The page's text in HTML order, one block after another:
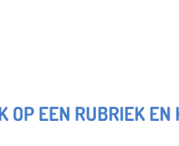
OP EEN RUBRIEK